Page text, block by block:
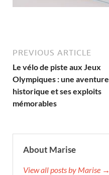
PREVIOUS ARTICLE
Le vélo de piste aux Jeux
Olympiques : une aventure
historique et ses exploits
mémorables
About Marise
View all posts by Marise →